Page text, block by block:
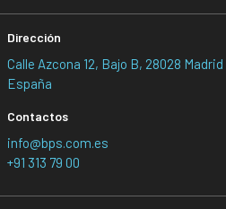
Dirección
Calle Azcona 12, Bajo B, 28028 Madrid
España
Contactos
info@bps.com.es
+91 313 79 00